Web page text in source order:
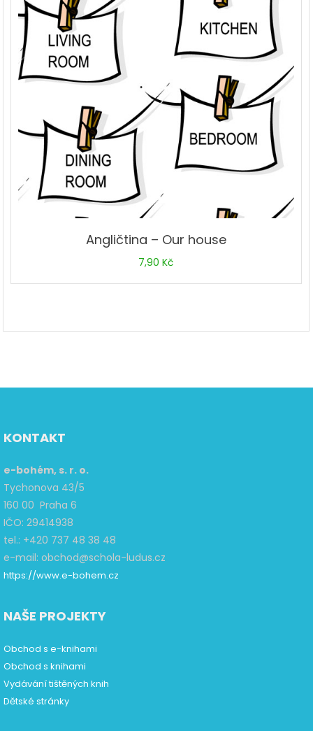
Angličtina – Our house
7,90Kč
KONTAKT
e-bohém, s. r. o.
Tychonova 43/5
160 00 Praha 6
IČO: 29414938
tel.: +420 737 48 38 48
e-mail: obchod@schola-ludus.cz
https://www.e-bohem.cz
NAŠE PROJEKTY
Obchod s e-knihami
Obchod s knihami
Vydávání tištěných knih
Dětské stránky